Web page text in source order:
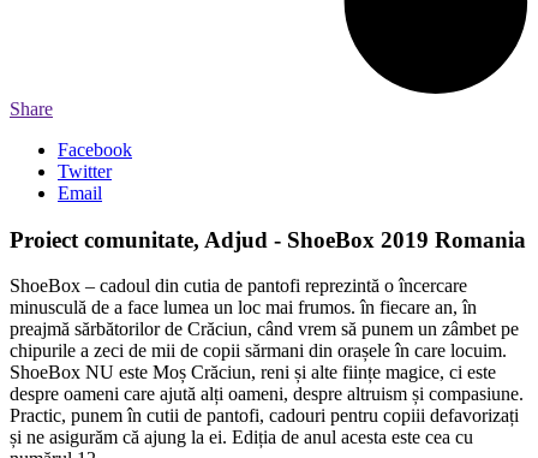
Share
Facebook
Twitter
Email
Proiect comunitate, Adjud - ShoeBox 2019 Romania
ShoeBox – cadoul din cutia de pantofi reprezintă o încercare
minusculă de a face lumea un loc mai frumos. în fiecare an, în
preajmă sărbătorilor de Crăciun, când vrem să punem un zâmbet pe
chipurile a zeci de mii de copii sărmani din orașele în care locuim.
ShoeBox NU este Moș Crăciun, reni și alte ființe magice, ci este
despre oameni care ajută alți oameni, despre altruism și compasiune.
Practic, punem în cutii de pantofi, cadouri pentru copiii defavorizați
și ne asigurăm că ajung la ei. Ediția de anul acesta este cea cu